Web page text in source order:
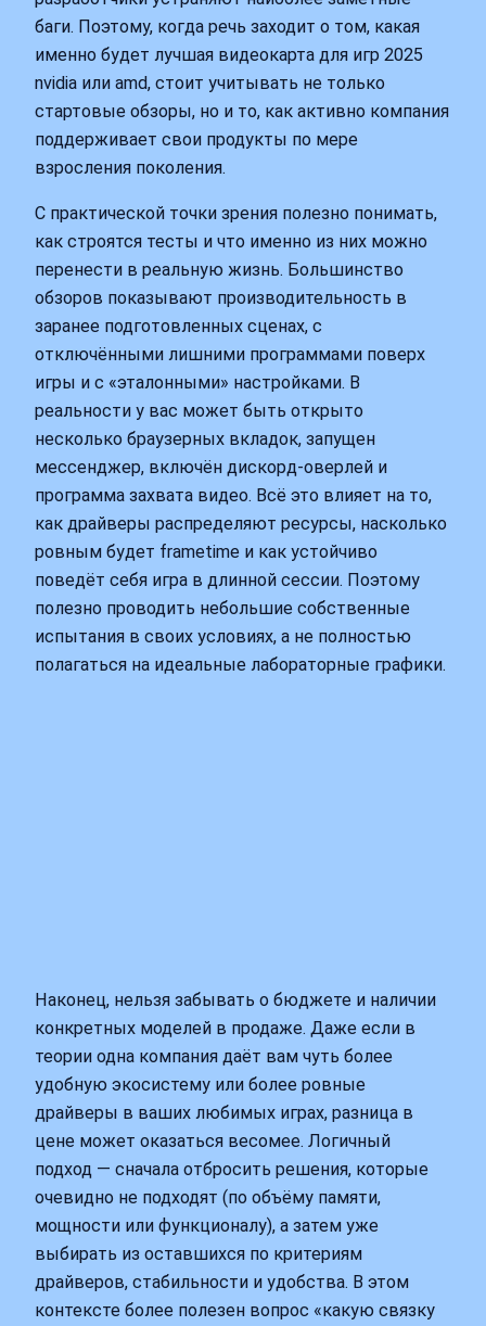
баги. Поэтому, когда речь заходит о том, какая
именно будет лучшая видеокарта для игр 2025
nvidia или amd, стоит учитывать не только
стартовые обзоры, но и то, как активно компания
поддерживает свои продукты по мере
взросления поколения.
С практической точки зрения полезно понимать,
как строятся тесты и что именно из них можно
перенести в реальную жизнь. Большинство
обзоров показывают производительность в
заранее подготовленных сценах, с
отключёнными лишними программами поверх
игры и с «эталонными» настройками. В
реальности у вас может быть открыто
несколько браузерных вкладок, запущен
мессенджер, включён дискорд‑оверлей и
программа захвата видео. Всё это влияет на то,
как драйверы распределяют ресурсы, насколько
ровным будет frametime и как устойчиво
поведёт себя игра в длинной сессии. Поэтому
полезно проводить небольшие собственные
испытания в своих условиях, а не полностью
полагаться на идеальные лабораторные графики.
Наконец, нельзя забывать о бюджете и наличии
конкретных моделей в продаже. Даже если в
теории одна компания даёт вам чуть более
удобную экосистему или более ровные
драйверы в ваших любимых играх, разница в
цене может оказаться весомее. Логичный
подход — сначала отбросить решения, которые
очевидно не подходят (по объёму памяти,
мощности или функционалу), а затем уже
выбирать из оставшихся по критериям
драйверов, стабильности и удобства. В этом
контексте более полезен вопрос «какую связку